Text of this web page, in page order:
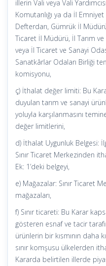
illerin Vali veya Vali
Komutanlığı ya da İl
Defterdarı, Gümrük İl
Ticaret İl Müdürü, İl Tarım
veya İl Ticaret ve Sanayi
Sanatkârlar Odaları Birliği
komisyonu,
ç) İthalat değer limiti: Bu
duyulan tarım ve sanayi
yoluyla karşılanmasını
değer limitlerini,
d) İthalat Uygunluk Belgesi:
Sınır Ticaret Merkezinden
Ek: 1’deki belgeyi,
e) Mağazalar: Sınır Ticaret
mağazaları,
f) Sınır ticareti: Bu Karar
gösteren esnaf ve tacir
ürünlerin bir kısmının daha
sınır komşusu ülkelerden
Kararda belirtilen illerde